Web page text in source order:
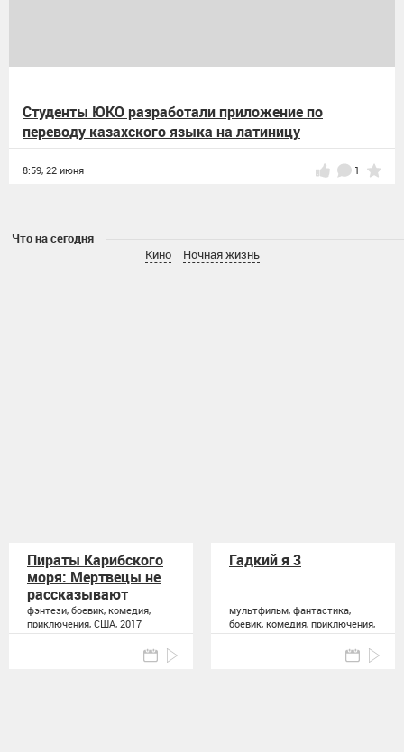
Студенты ЮКО разработали приложение по
переводу казахского языка на латиницу
8:59, 22 июня 1
Что на сегодня
Кино
Ночная жизнь
Пираты Карибского
моря: Мертвецы не
рассказывают
сказки
фэнтези, боевик, комедия,
приключения, США, 2017
Гадкий я 3
мультфильм, фантастика,
боевик, комедия, приключения,
семейный, США, 2017